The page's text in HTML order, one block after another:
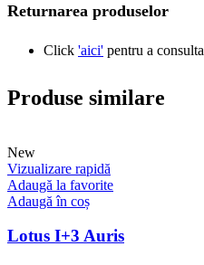
Returnarea produselor
Click 'aici' pentru a consulta
Produse similare
New
Vizualizare rapidă
Adaugă la favorite
Adaugă în coș
Lotus I+3 Auris